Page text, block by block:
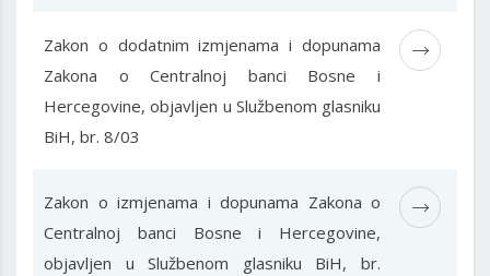
Zakon o dodatnim izmjenama i dopunama
Zakona o Centralnoj banci Bosne i
Hercegovine, objavljen u Službenom glasniku
BiH, br. 8/03
Zakon o izmjenama i dopunama Zakona o
Centralnoj banci Bosne i Hercegovine,
objavljen u Službenom glasniku BiH, br.